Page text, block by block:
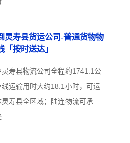
灵寿县货运公司-普通货物物
「按时送达」
灵寿县物流公司全程约1741.1公
线运输用时大约18.1小时，可运
寿县全区域；陆连物流可承